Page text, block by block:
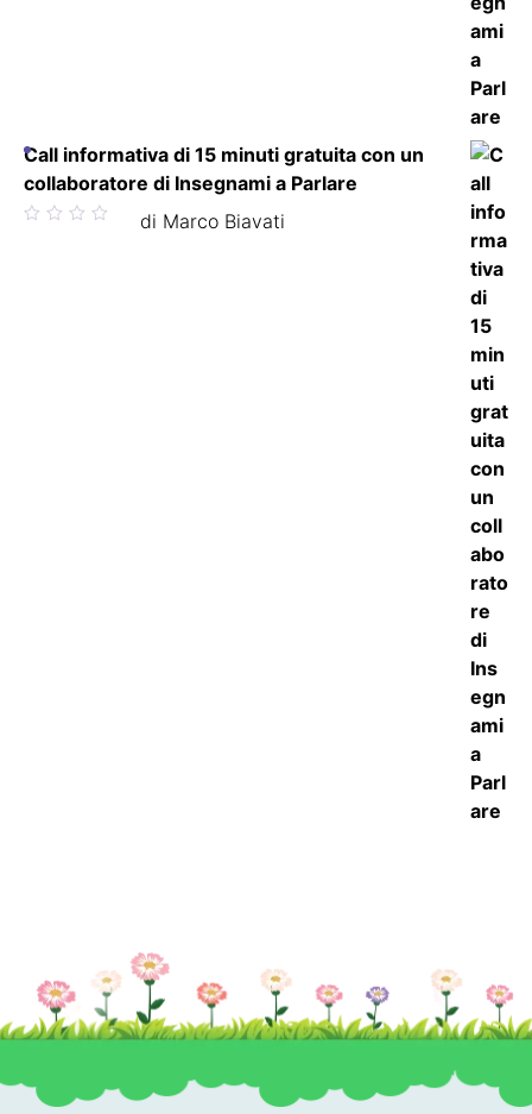
Call informativa di 15 minuti gratuita con un
collaboratore di Insegnami a Parlare
Valutato di Marco Biavati